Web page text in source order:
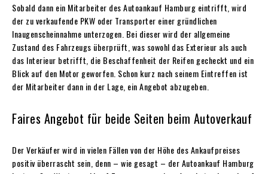
Sobald dann ein Mitarbeiter des Autoankauf Hamburg eintrifft, wird
der zu verkaufende PKW oder Transporter einer gründlichen
Inaugenscheinnahme unterzogen. Bei dieser wird der allgemeine
Zustand des Fahrzeugs überprüft, was sowohl das Exterieur als auch
das Interieur betrifft, die Beschaffenheit der Reifen gecheckt und ein
Blick auf den Motor geworfen. Schon kurz nach seinem Eintreffen ist
der Mitarbeiter dann in der Lage, ein Angebot abzugeben.
Faires Angebot für beide Seiten beim Autoverkauf
Der Verkäufer wird in vielen Fällen von der Höhe des Ankaufpreises
positiv überrascht sein, denn – wie gesagt – der Autoankauf Hamburg